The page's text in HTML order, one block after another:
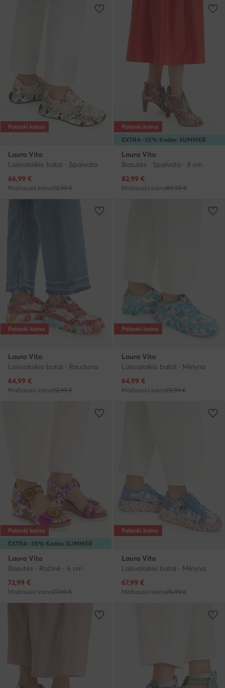
Palanki kaina
Laura Vita
Laisvalaikio batai · Spalvota
Dabartinė kaina
66,99 €
Mažiausia kaina73,99 €
EXTRA -35% Kodas: SUMMER
Palanki kaina
Laura Vita
Basutės · Spalvota · 8 cm
Dabartinė kaina
82,99 €
Mažiausia kaina89,99 €
Palanki kaina
Laura Vita
Laisvalaikio batai · Raudona
Dabartinė kaina
64,99 €
Mažiausia kaina72,99 €
Palanki kaina
Laura Vita
Laisvalaikio batai · Mėlyna
Dabartinė kaina
64,99 €
Mažiausia kaina72,99 €
EXTRA -35% Kodas: SUMMER
Palanki kaina
Laura Vita
Basutės · Rožinė · 6 cm
Dabartinė kaina
72,99 €
Mažiausia kaina77,99 €
Palanki kaina
Laura Vita
Laisvalaikio batai · Mėlyna
Dabartinė kaina
67,99 €
Mažiausia kaina75,99 €